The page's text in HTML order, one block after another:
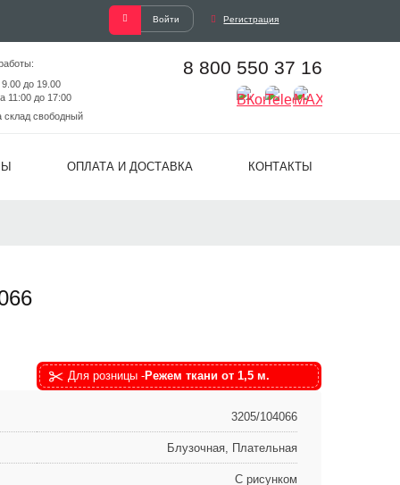
Войти Регистрация
до 19.00
11:00 до 17:00
склад свободный
8 800 550 37 16
ОПЛАТА И ДОСТАВКА КОНТАКТЫ
Для розницы -Режем ткани от 1,5 м.
3205/104066
Блузочная, Плательная
С рисунком